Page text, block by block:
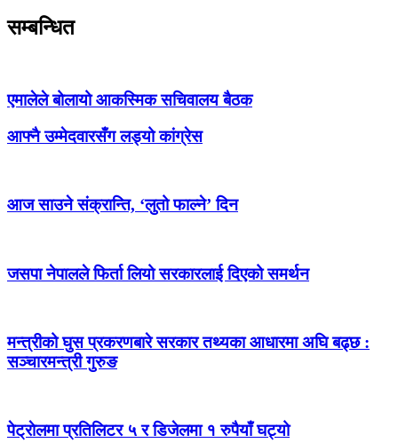
सम्बन्धित
एमालेले बोलायो आकस्मिक सचिवालय बैठक
आफ्नै उम्मेदवारसँग लड्यो कांग्रेस
आज साउने संक्रान्ति, ‘लुतो फाल्ने’ दिन
जसपा नेपालले फिर्ता लियो सरकारलाई दिएको समर्थन
मन्त्रीको घुस प्रकरणबारे सरकार तथ्यका आधारमा अघि बढ्छ :
सञ्चारमन्त्री गुरुङ
पेट्राेलमा प्रतिलिटर ५ र डिजेलमा १ रुपैयाँ घट्यो